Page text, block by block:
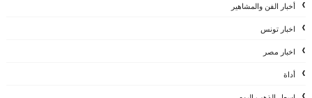
أخبار الفن والمشاهير
اخبار تونس
اخبار مصر
أداة